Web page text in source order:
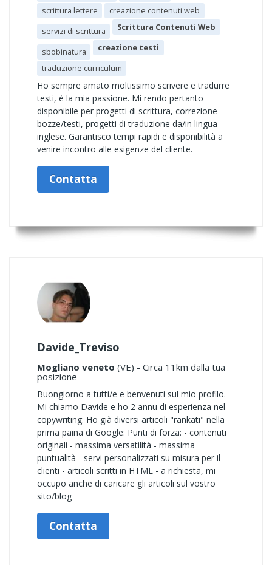
scrittura lettere
creazione contenuti web
servizi di scrittura
Scrittura Contenuti Web
sbobinatura
creazione testi
traduzione curriculum
Ho sempre amato moltissimo scrivere e tradurre
testi, è la mia passione. Mi rendo pertanto
disponibile per progetti di scrittura, correzione
bozze/testi, progetti di traduzione da/in lingua
inglese. Garantisco tempi rapidi e disponibilità a
venire incontro alle esigenze del cliente.
Contatta
Davide_Treviso
Mogliano veneto (VE) - Circa 11km dalla tua
posizione
Buongiorno a tutti/e e benvenuti sul mio profilo.
Mi chiamo Davide e ho 2 annu di esperienza nel
copywriting. Ho già diversi articoli "rankati" nella
prima paina di Google: Punti di forza: - contenuti
originali - massima versatilità - massima
puntualità - servi personalizzati su misura per il
clienti - articoli scritti in HTML - a richiesta, mi
occupo anche di caricare gli articoli sul vostro
sito/blog
Contatta